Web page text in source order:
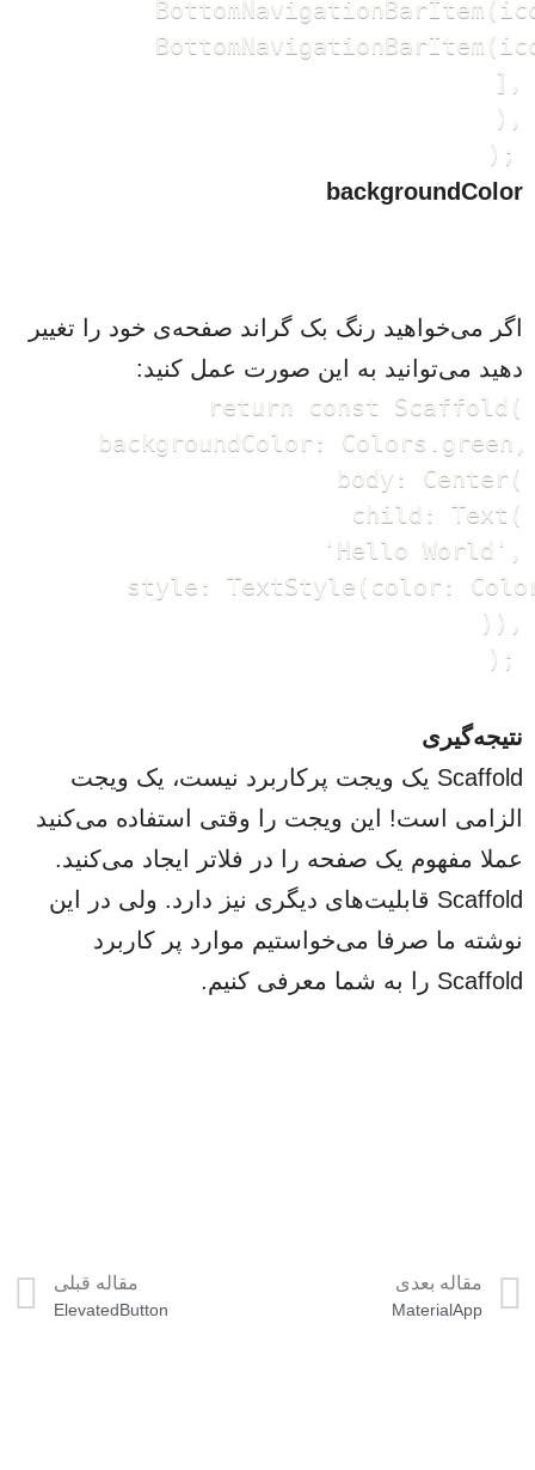
        ],
      ),
backgroundColor
اگر می‌خواهید رنگ بک گراند صفحه‌ی خود را تغییر
دهید می‌توانید به این صورت عمل کنید:
    return const Scaffold(
      backgroundColor: Colors.green,
      body: Center(
          child: Text(
        'Hello World',
style: TextStyle(color:
      )),
نتیجه‌گیری
Scaffold یک ویجت پرکاربرد نیست، یک ویجت
الزامی است! این ویجت را وقتی استفاده می‌کنید
عملا مفهوم یک صفحه را در فلاتر ایجاد می‌کنید.
Scaffold قابلیت‌های دیگری نیز دارد. ولی در این
نوشته ما صرفا می‌خواستیم موارد پر کاربرد
Scaffold را به شما معرفی کنیم.
مقاله بعدی
MaterialApp
مقاله قبلی
ElevatedButton